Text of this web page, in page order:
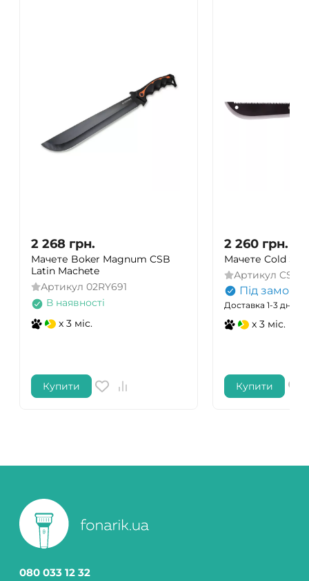
2 268 грн.
Мачете Boker Magnum CSB
Latin Machete
Артикул 02RY691
В наявності
x 3 міс.
Купити
2 260 грн.
Мачете Cold
Артикул CS-
Під
Доставка 1-3 дні
x 3 міс.
Купити
080 033 12 32